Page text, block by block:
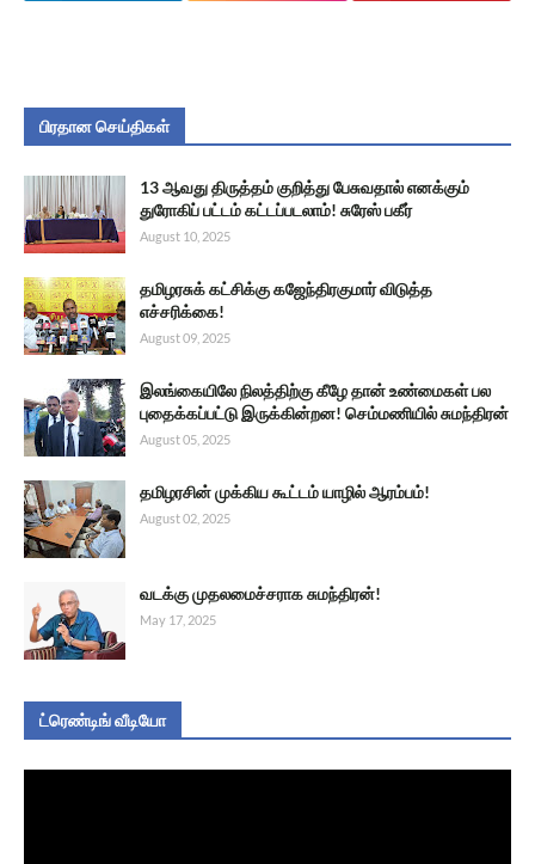
பிரதான செய்திகள்
13 ஆவது திருத்தம் குறித்து பேசுவதால் எனக்கும்
துரோகிப் பட்டம் கட்டப்படலாம்! சுரேஸ் பகீர்
August 10, 2025
தமிழரசுக் கட்சிக்கு கஜேந்திரகுமார் விடுத்த
எச்சரிக்கை!
August 09, 2025
இலங்கையிலே நிலத்திற்கு கீழே தான் உண்மைகள் பல
புதைக்கப்பட்டு இருக்கின்றன! செம்மணியில் சுமந்திரன்
August 05, 2025
தமிழரசின் முக்கிய கூட்டம் யாழில் ஆரம்பம்!
August 02, 2025
வடக்கு முதலமைச்சராக சுமந்திரன்!
May 17, 2025
ட்ரெண்டிங் வீடியோ